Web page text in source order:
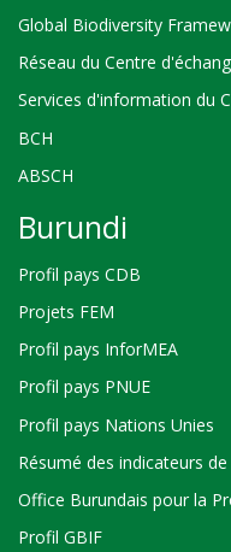
Global Biodiversity
Réseau du Centre
Services d'information du
BCH
ABSCH
Burundi
Profil pays CDB
Projets FEM
Profil pays InforMEA
Profil pays PNUE
Profil pays Nations Unies
Résumé des indicateurs
Office Burundais pour la
Profil GBIF